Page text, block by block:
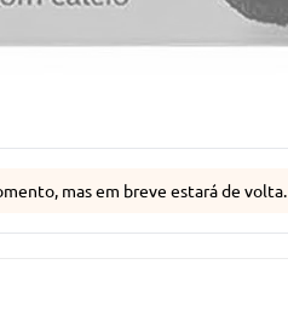
mas em breve estará de volta.